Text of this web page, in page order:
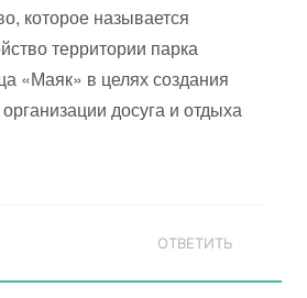
которое называется
территории парка
«Маяк» в целях создания
досуга и отдыха
ОТВЕТИТЬ